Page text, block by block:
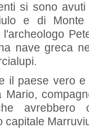
si sono
e di
nave greca
il paese vero
avrebbero
capitale